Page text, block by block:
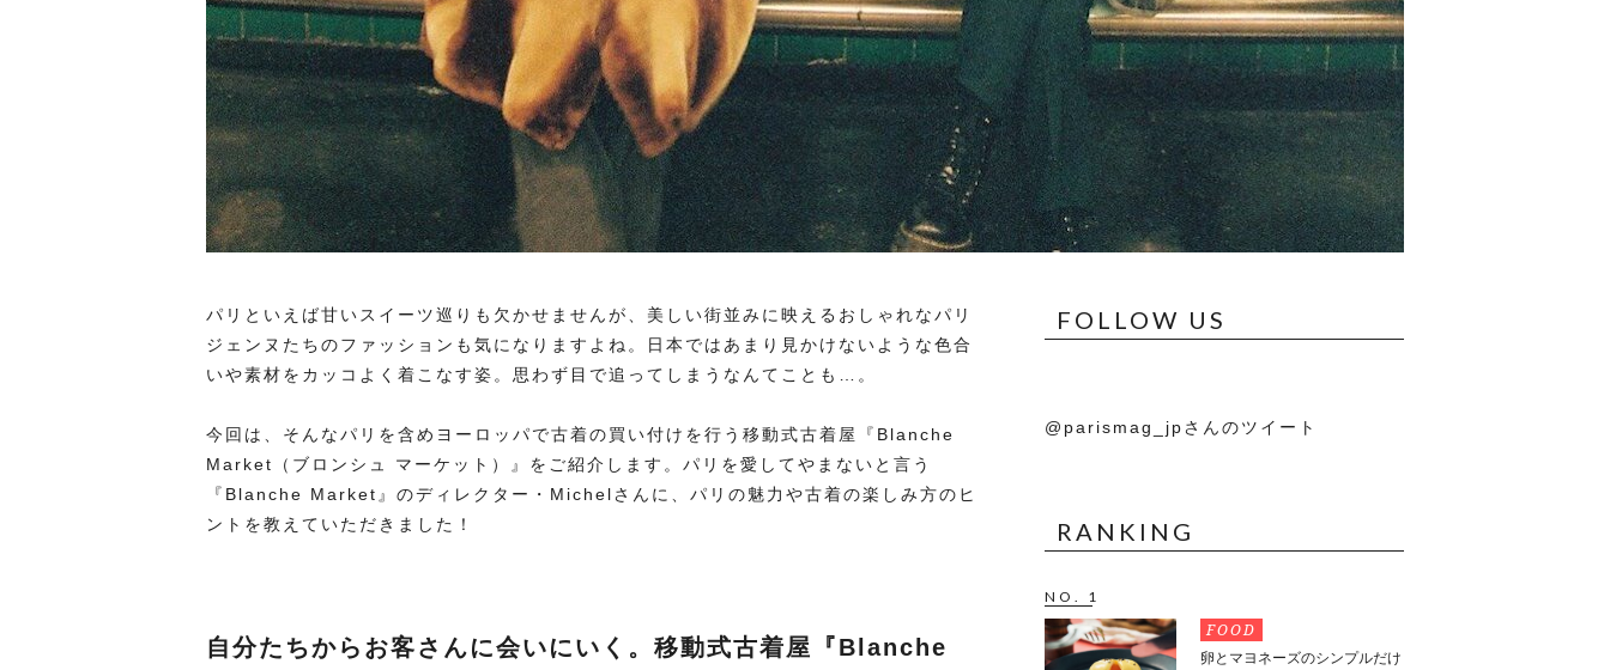
パリといえば甘いスイーツ巡りも欠かせませんが、美しい街並みに映えるおしゃれなパリ
ジェンヌたちのファッションも気になりますよね。日本ではあまり見かけないような色合
いや素材をカッコよく着こなす姿。思わず目で追ってしまうなんてことも…。
今回は、そんなパリを含めヨーロッパで古着の買い付けを行う移動式古着屋『Blanche
Market（ブロンシュ マーケット）』をご紹介します。パリを愛してやまないと言う
『Blanche Market』のディレクター・Michelさんに、パリの魅力や古着の楽しみ方のヒ
ントを教えていただきました！
自分たちからお客さんに会いにいく。移動式古着屋『Blanche
FOLLOW US
@parismag_jpさんのツイート
RANKING
NO. 1
FOOD
卵とマヨネーズのシンプルだけ